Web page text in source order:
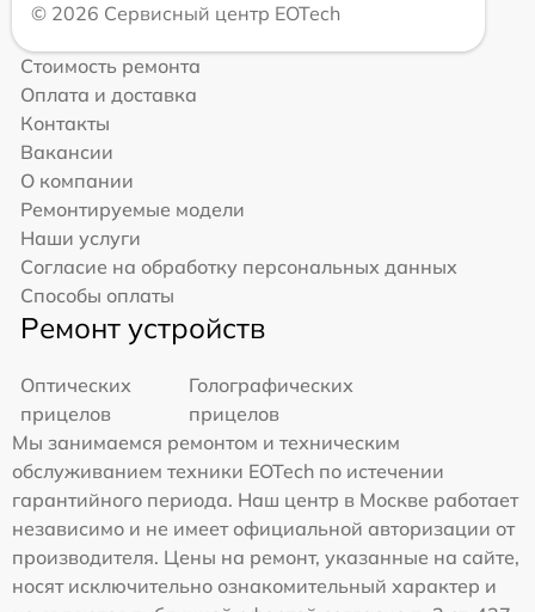
© 2026 Сервисный центр EOTech
Стоимость ремонта
Оплата и доставка
Контакты
Вакансии
О компании
Ремонтируемые модели
Наши услуги
Согласие на обработку персональных данных
Способы оплаты
Ремонт устройств
Оптических
прицелов
Голографических
прицелов
Мы занимаемся ремонтом и техническим
обслуживанием техники EOTech по истечении
гарантийного периода. Наш центр в Москве работает
независимо и не имеет официальной авторизации от
производителя. Цены на ремонт, указанные на сайте,
носят исключительно ознакомительный характер и